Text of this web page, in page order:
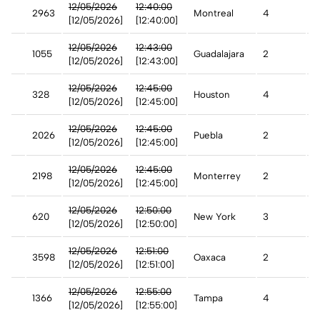
2963
12/05/2026
[12/05/2026]
12:40:00
[12:40:00]
Montreal 4
1055
12/05/2026
[12/05/2026]
12:43:00
[12:43:00]
Guadalajara 2
328
12/05/2026
[12/05/2026]
12:45:00
[12:45:00]
Houston 4
2026
12/05/2026
[12/05/2026]
12:45:00
[12:45:00]
Puebla 2
2198
12/05/2026
[12/05/2026]
12:45:00
[12:45:00]
Monterrey 2
620
12/05/2026
[12/05/2026]
12:50:00
[12:50:00]
New York 3
3598
12/05/2026
[12/05/2026]
12:51:00
[12:51:00]
Oaxaca 2
1366
12/05/2026
[12/05/2026]
12:55:00
[12:55:00]
Tampa 4